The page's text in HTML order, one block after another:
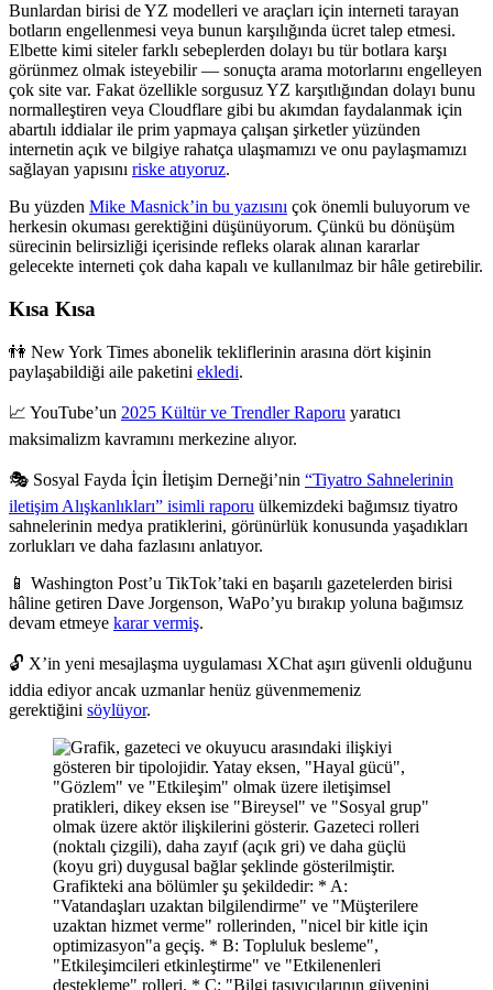
Bunlardan birisi de YZ modelleri ve araçları için interneti tarayan
botların engellenmesi veya bunun karşılığında ücret talep etmesi.
Elbette kimi siteler farklı sebeplerden dolayı bu tür botlara karşı
görünmez olmak isteyebilir — sonuçta arama motorlarını engelleyen
çok site var. Fakat özellikle sorgusuz YZ karşıtlığından dolayı bunu
normalleştiren veya Cloudflare gibi bu akımdan faydalanmak için
abartılı iddialar ile prim yapmaya çalışan şirketler yüzünden
internetin açık ve bilgiye rahatça ulaşmamızı ve onu paylaşmamızı
sağlayan yapısını riske atıyoruz.
Bu yüzden Mike Masnick’in bu yazısını çok önemli buluyorum ve
herkesin okuması gerektiğini düşünüyorum. Çünkü bu dönüşüm
sürecinin belirsizliği içerisinde refleks olarak alınan kararlar
gelecekte interneti çok daha kapalı ve kullanılmaz bir hâle getirebilir.
Kısa Kısa
👫 New York Times abonelik tekliflerinin arasına dört kişinin
paylaşabildiği aile paketini ekledi.
📈 YouTube’un 2025 Kültür ve Trendler Raporu yaratıcı
maksimalizm kavramını merkezine alıyor.
🎭 Sosyal Fayda İçin İletişim Derneği’nin “Tiyatro Sahnelerinin
iletişim Alışkanlıkları” isimli raporu ülkemizdeki bağımsız tiyatro
sahnelerinin medya pratiklerini, görünürlük konusunda yaşadıkları
zorlukları ve daha fazlasını anlatıyor.
📱 Washington Post’u TikTok’taki en başarılı gazetelerden birisi
hâline getiren Dave Jorgenson, WaPo’yu bırakıp yoluna bağımsız
devam etmeye karar vermiş.
🔓 X’in yeni mesajlaşma uygulaması XChat aşırı güvenli olduğunu
iddia ediyor ancak uzmanlar henüz güvenmemeniz
gerektiğini söylüyor.